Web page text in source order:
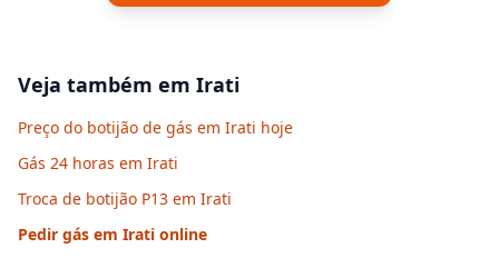
Veja também em Irati
Preço do botijão de gás em Irati hoje
Gás 24 horas em Irati
Troca de botijão P13 em Irati
Pedir gás em Irati online